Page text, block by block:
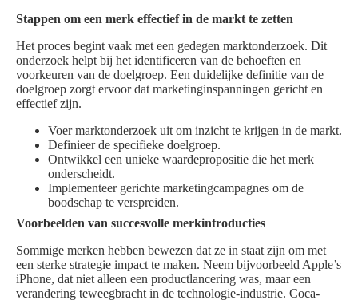
Stappen om een merk effectief in de markt te zetten
Het proces begint vaak met een gedegen marktonderzoek. Dit
onderzoek helpt bij het identificeren van de behoeften en
voorkeuren van de doelgroep. Een duidelijke definitie van de
doelgroep zorgt ervoor dat marketinginspanningen gericht en
effectief zijn.
Voer marktonderzoek uit om inzicht te krijgen in de markt.
Definieer de specifieke doelgroep.
Ontwikkel een unieke waardepropositie die het merk
onderscheidt.
Implementeer gerichte marketingcampagnes om de
boodschap te verspreiden.
Voorbeelden van succesvolle merkintroducties
Sommige merken hebben bewezen dat ze in staat zijn om met
een sterke strategie impact te maken. Neem bijvoorbeeld Apple’s
iPhone, dat niet alleen een productlancering was, maar een
verandering teweegbracht in de technologie-industrie. Coca-